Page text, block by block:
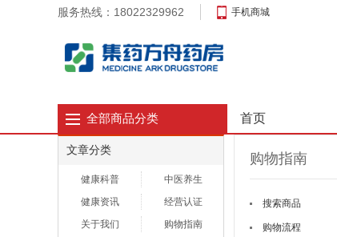
服务热线：18022329962 手机商城
全部商品分类 首页
文章分类
健康科普
中医养生
健康资讯
经营认证
关于我们
购物指南
购物指南
搜索商品
购物流程